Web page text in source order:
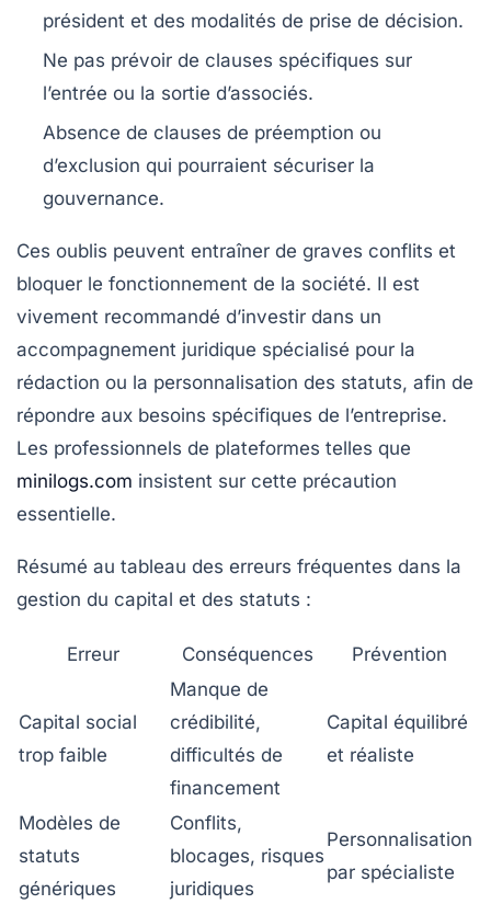
président et des modalités de prise de décision.
Ne pas prévoir de clauses spécifiques sur
l’entrée ou la sortie d’associés.
Absence de clauses de préemption ou
d’exclusion qui pourraient sécuriser la
gouvernance.
Ces oublis peuvent entraîner de graves conflits et
bloquer le fonctionnement de la société. Il est
vivement recommandé d’investir dans un
accompagnement juridique spécialisé pour la
rédaction ou la personnalisation des statuts, afin de
répondre aux besoins spécifiques de l’entreprise.
Les professionnels de plateformes telles que
minilogs.com insistent sur cette précaution
essentielle.
Résumé au tableau des erreurs fréquentes dans la
gestion du capital et des statuts :
Erreur Conséquences Prévention
Capital social
trop faible
Manque de
crédibilité,
difficultés de
financement
Capital équilibré
et réaliste
Modèles de
statuts
génériques
Conflits,
blocages, risques
juridiques
Personnalisation
par spécialiste